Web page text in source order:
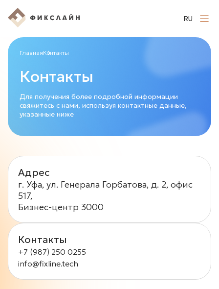
RU
ГлавнаяКонтакты
Контакты
Для получения более подробной информации
свяжитесь с нами, используя контактные данные,
указанные ниже
Адрес
г. Уфа, ул. Генерала Горбатова, д. 2, офис
517,
Бизнес-центр 3000
Контакты
+7 (987) 250 0255
info@fixline.tech